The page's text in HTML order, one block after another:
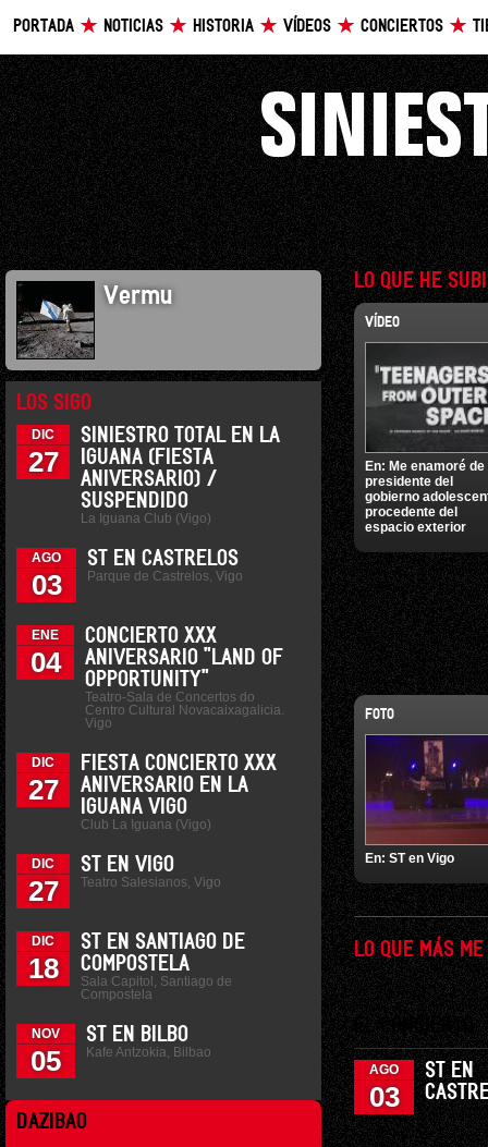
PORTADA NOTICIAS HISTORIA VÍDEOS CONCIERTOS
Vermu
LOS SIGO
DIC
27
SINIESTRO TOTAL EN LA
IGUANA (FIESTA
ANIVERSARIO) /
SUSPENDIDO
La Iguana Club (Vigo)
AGO
03
ST EN CASTRELOS
Parque de Castrelos, Vigo
ENE
04
CONCIERTO XXX
ANIVERSARIO "LAND OF
OPPORTUNITY"
Teatro-Sala de Concertos do
Centro Cultural Novacaixagalicia.
Vigo
DIC
27
FIESTA CONCIERTO XXX
ANIVERSARIO EN LA
IGUANA VIGO
Club La Iguana (Vigo)
DIC
27
ST EN VIGO
Teatro Salesianos, Vigo
DIC
18
ST EN SANTIAGO DE
COMPOSTELA
Sala Capitol, Santiago de
Compostela
NOV
05
ST EN BILBO
Kafe Antzokia, Bilbao
DAZIBAO
LO QUE HE
VÍDEO
En: Me enamoré de
presidente del
gobierno
procedente del
espacio exterior
FOTO
En: ST en Vigo
LO QUE MÁS ME
EL CONCIERTO
AGO
03
ST EN